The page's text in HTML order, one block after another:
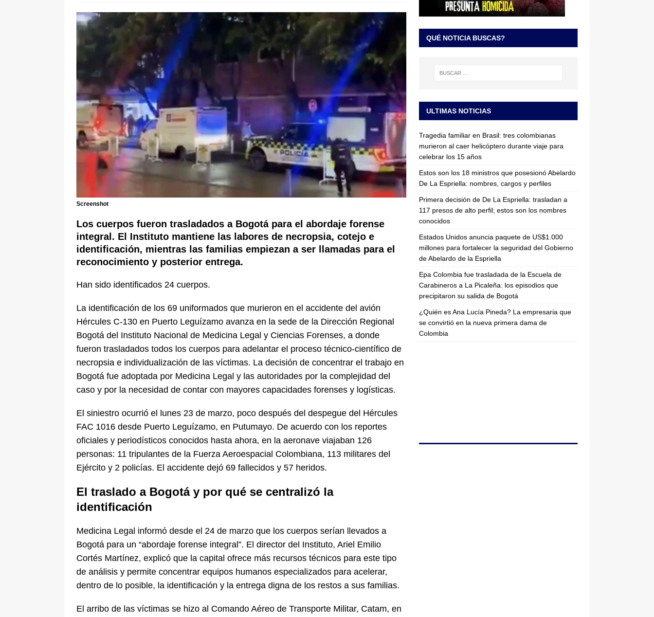
episodios que precipitaron su salida de Bogotá JUDICIALES
Screenshot
Los cuerpos fueron trasladados a Bogotá para el abordaje forense
integral. El Instituto mantiene las labores de necropsia, cotejo e
identificación, mientras las familias empiezan a ser llamadas para el
reconocimiento y posterior entrega.
Han sido identificados 24 cuerpos.
La identificación de los 69 uniformados que murieron en el accidente del avión
Hércules C-130 en Puerto Leguízamo avanza en la sede de la Dirección Regional
Bogotá del Instituto Nacional de Medicina Legal y Ciencias Forenses, a donde
fueron trasladados todos los cuerpos para adelantar el proceso técnico-científico de
necropsia e individualización de las víctimas. La decisión de concentrar el trabajo en
Bogotá fue adoptada por Medicina Legal y las autoridades por la complejidad del
caso y por la necesidad de contar con mayores capacidades forenses y logísticas.
El siniestro ocurrió el lunes 23 de marzo, poco después del despegue del Hércules
FAC 1016 desde Puerto Leguízamo, en Putumayo. De acuerdo con los reportes
oficiales y periodísticos conocidos hasta ahora, en la aeronave viajaban 126
personas: 11 tripulantes de la Fuerza Aeroespacial Colombiana, 113 militares del
Ejército y 2 policías. El accidente dejó 69 fallecidos y 57 heridos.
El traslado a Bogotá y por qué se centralizó la
identificación
Medicina Legal informó desde el 24 de marzo que los cuerpos serían llevados a
Bogotá para un “abordaje forense integral”. El director del Instituto, Ariel Emilio
Cortés Martínez, explicó que la capital ofrece más recursos técnicos para este tipo
de análisis y permite concentrar equipos humanos especializados para acelerar,
dentro de lo posible, la identificación y la entrega digna de los restos a sus familias.
El arribo de las víctimas se hizo al Comando Aéreo de Transporte Militar, Catam, en
QUÉ NOTICIA BUSCAS?
ULTIMAS NOTICIAS
Tragedia familiar en Brasil: tres colombianas
murieron al caer helicóptero durante viaje para
celebrar los 15 años
Estos son los 18 ministros que posesionó Abelardo
De La Espriella: nombres, cargos y perfiles
Primera decisión de De La Espriella: trasladan a
117 presos de alto perfil; estos son los nombres
conocidos
Estados Unidos anuncia paquete de US$1.000
millones para fortalecer la seguridad del Gobierno
de Abelardo de la Espriella
Epa Colombia fue trasladada de la Escuela de
Carabineros a La Picaleña: los episodios que
precipitaron su salida de Bogotá
¿Quién es Ana Lucía Pineda? La empresaria que
se convirtió en la nueva primera dama de
Colombia